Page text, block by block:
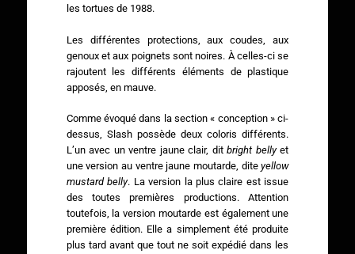
les tortues de 1988.
Les différentes protections, aux coudes, aux
genoux et aux poignets sont noires. À celles-ci se
rajoutent les différents éléments de plastique
apposés, en mauve.
Comme évoqué dans la section « conception » ci-
dessus, Slash possède deux coloris différents.
L’un avec un ventre jaune clair, ditbright bellyet
une version au ventre jaune moutarde, diteyellow
mustard belly. La version la plus claire est issue
des toutes premières productions. Attention
toutefois, la version moutarde est également une
première édition. Elle a simplement été produite
plus tard avant que tout ne soit expédié dans les